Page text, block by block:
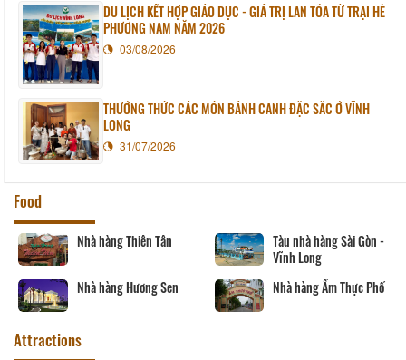
DU LỊCH KẾT HỢP GIÁO DỤC - GIÁ TRỊ LAN TỎA TỪ TRẠI HÈ
PHƯƠNG NAM NĂM 2026
03/08/2026
THƯỞNG THỨC CÁC MÓN BÁNH CANH ĐẶC SẮC Ở VĨNH
LONG
31/07/2026
Food
Nhà hàng Thiên Tân
Tàu nhà hàng Sài Gòn -
Vĩnh Long
Nhà hàng Hương Sen
Nhà hàng Ẩm Thực Phố
Attractions